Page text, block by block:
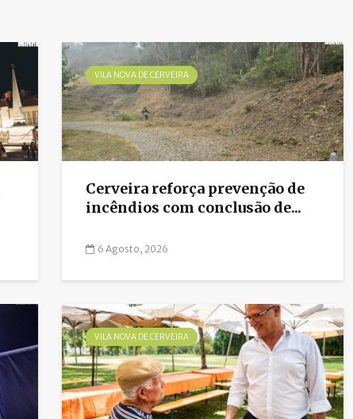
VILA NOVA DE CERVEIRA
Cerveira reforça prevenção de
incêndios com conclusão de...
6 Agosto, 2026
VILA NOVA DE CERVEIRA